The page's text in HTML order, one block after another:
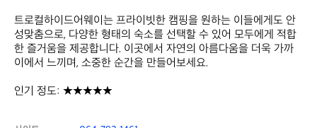
트로컬하이드어웨이는 프라이빗한 캠핑을 원하는 이들에게도 안
성맞춤으로, 다양한 형태의 숙소를 선택할 수 있어 모두에게 적합
한 즐거움을 제공합니다. 이곳에서 자연의 아름다움을 더욱 가까
이에서 느끼며, 소중한 순간을 만들어보세요.
인기 정도: ★★★★★